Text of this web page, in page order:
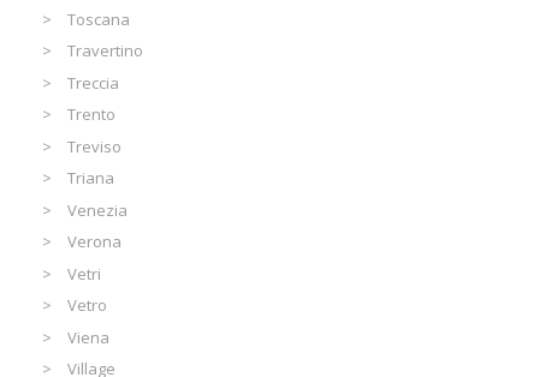
Toscana
Travertino
Treccia
Trento
Treviso
Triana
Venezia
Verona
Vetri
Vetro
Viena
Village